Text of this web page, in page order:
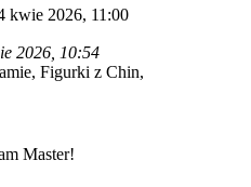
kwie 2026, 11:00
2026, 10:54
Figurki z Chin,
Master!